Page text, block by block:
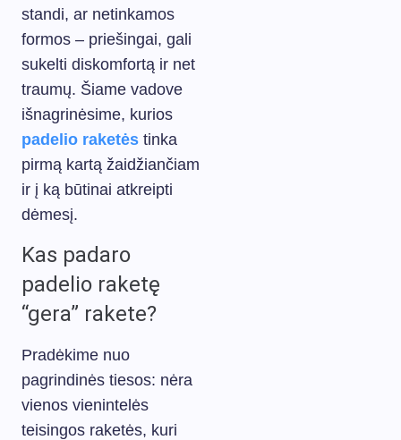
standi, ar netinkamos
formos – priešingai, gali
sukelti diskomfortą ir net
traumų. Šiame vadove
išnagrinėsime, kurios
padelio raketės tinka
pirmą kartą žaidžiančiam
ir į ką būtinai atkreipti
dėmesį.
Kas padaro
padelio raketę
“gera” rakete?
Pradėkime nuo
pagrindinės tiesos: nėra
vienos vienintelės
teisingos raketės, kuri